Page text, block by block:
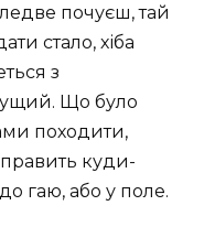
почуєш, тай
стало, хіба
з
Що було
походити,
править куди-
гаю, або у поле.